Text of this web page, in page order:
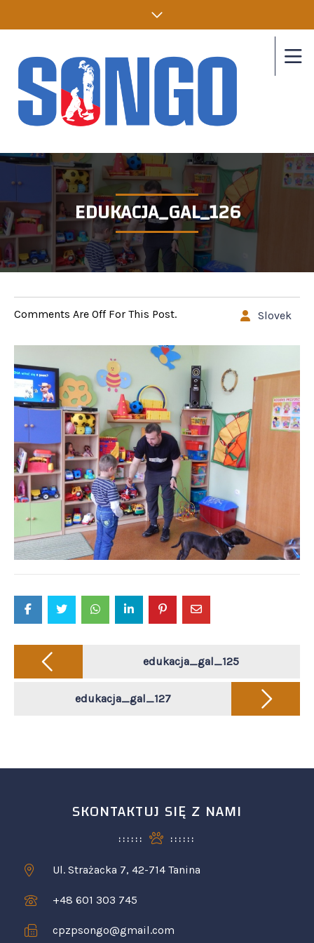
EDUKACJA_GAL_126
Slovek
Comments Are Off For This Post.
Post
navigation edukacja_gal_125
edukacja_gal_127
SKONTAKTUJ SIĘ Z NAMI
Ul. Strażacka 7, 42-714 Tanina
+48 601 303 745
cpzpsongo@gmail.com